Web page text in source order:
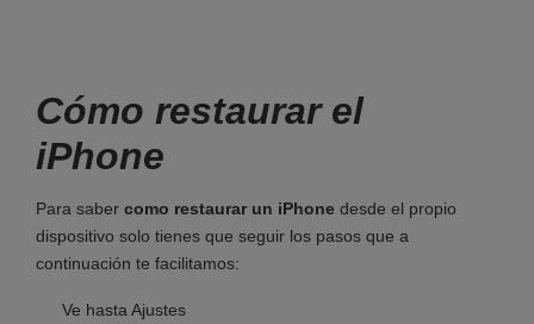
Cómo restaurar el
iPhone
Para saber como restaurar un iPhone desde el propio
dispositivo solo tienes que seguir los pasos que a
continuación te facilitamos:
Ve hasta Ajustes